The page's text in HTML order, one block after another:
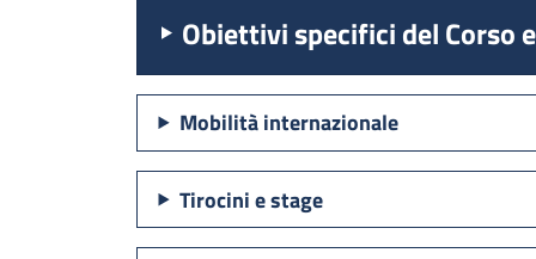
Obiettivi specifici del Corso
Mobilità internazionale
Tirocini e stage